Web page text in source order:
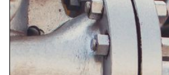
C/ Balmes 150 4º. 1ª
08008 Barcelona (España)
+34 934 948 050